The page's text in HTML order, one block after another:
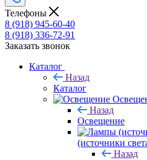
Телефоны
8 (918) 945-60-40
8 (918) 336-72-91
Заказать звонок
Каталог
Назад
Каталог
Назад
Освещение
(источники
Назад